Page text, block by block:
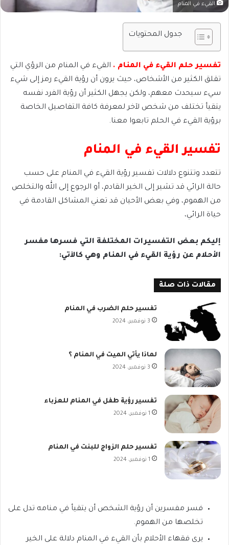
القيء في المنام
جدول المحتويات
تفسير حلم القيء في المنام . القيء في المنام من الرؤي التي
تقلق الكثير من الأشخاص، حيث يرون أن رؤية القيء رمز إلى شيء
سيء سيحدث معهم، ولكن يجهل الكثير أن رؤية الفرد نفسه
يتقيأ تختلف من شخص لآخر لمعرفة كافة التفاصيل الخاصة
برؤية القيء في الحلم تابعوا معنا.
تفسير القيء في المنام
تتعدد وتتنوع دلالات تفسير رؤية القيء في المنام على حسب
حالة الرائي قد تشير إلى الخير القادم، أو الرجوع إلى الله والتخلص
من الهموم، وفي بعض الأحيان قد تعني المشاكل القادمة في
حياة الرائي،
إليكم بعض التفسيرات المختلفة التي فسرها مفسر
الأحلام عن رؤية القيء في المنام وهي كالآتي:
مقالات ذات صلة
تفسير حلم الضرب في المنام
3 نوفمبر، 2024
لماذا يأتي الميت في المنام ؟
3 نوفمبر، 2024
تفسير رؤية طفل في المنام للعزباء
1 نوفمبر، 2024
تفسير حلم الزواج للبنت في المنام
1 نوفمبر، 2024
فسر مفسرين أن رؤية الشخص أن يتقيأ في منامه تدل على
تخلصها من الهموم.
يرى فقهاء الأحلام بأن القيء في المنام دلالة على الخير